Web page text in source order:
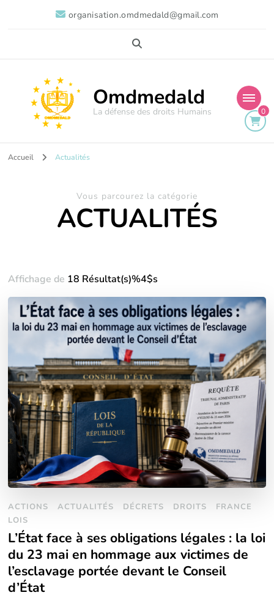
organisation.omdmedald@gmail.com
Omdmedald
La défense des droits Humains 0
Accueil Actualités
Vous parcourez la catégorie
ACTUALITÉS
Affichage de 18 Résultat(s)%4$s
ACTIONS ACTUALITÉS DÉCRETS DROITS
FRANCE
LOIS
L’État face à ses obligations légales : la loi
du 23 mai en hommage aux victimes de
l’esclavage portée devant le Conseil
d’État